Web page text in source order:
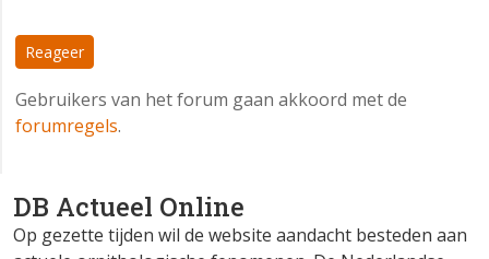
DB Actueel Online
Op gezette tijden wil de website aandacht besteden aan
Reageer
Gebruikers van het forum gaan akkoord met de
forumregels.